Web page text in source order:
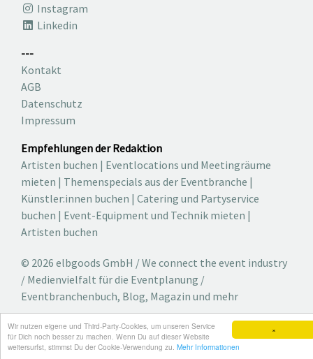
×
Wir nutzen eigene und Third-Party-Cookies, um unseren Service
für Dich noch besser zu machen. Wenn Du auf dieser Website
weitersurfst, stimmst Du der Cookie-Verwendung zu. Mehr Informationen
Instagram
Linkedin
---
Kontakt
AGB
Datenschutz
Impressum
Empfehlungen der Redaktion
Artisten buchen | Eventlocations und Meetingräume
mieten | Themenspecials aus der Eventbranche |
Künstler:innen buchen | Catering und Partyservice
buchen | Event-Equipment und Technik mieten |
Artisten buchen
© 2026 elbgoods GmbH / We connect the event industry
/ Medienvielfalt für die Eventplanung /
Eventbranchenbuch, Blog, Magazin und mehr